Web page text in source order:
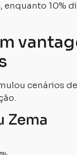
enquanto 10%
cenários
Zema